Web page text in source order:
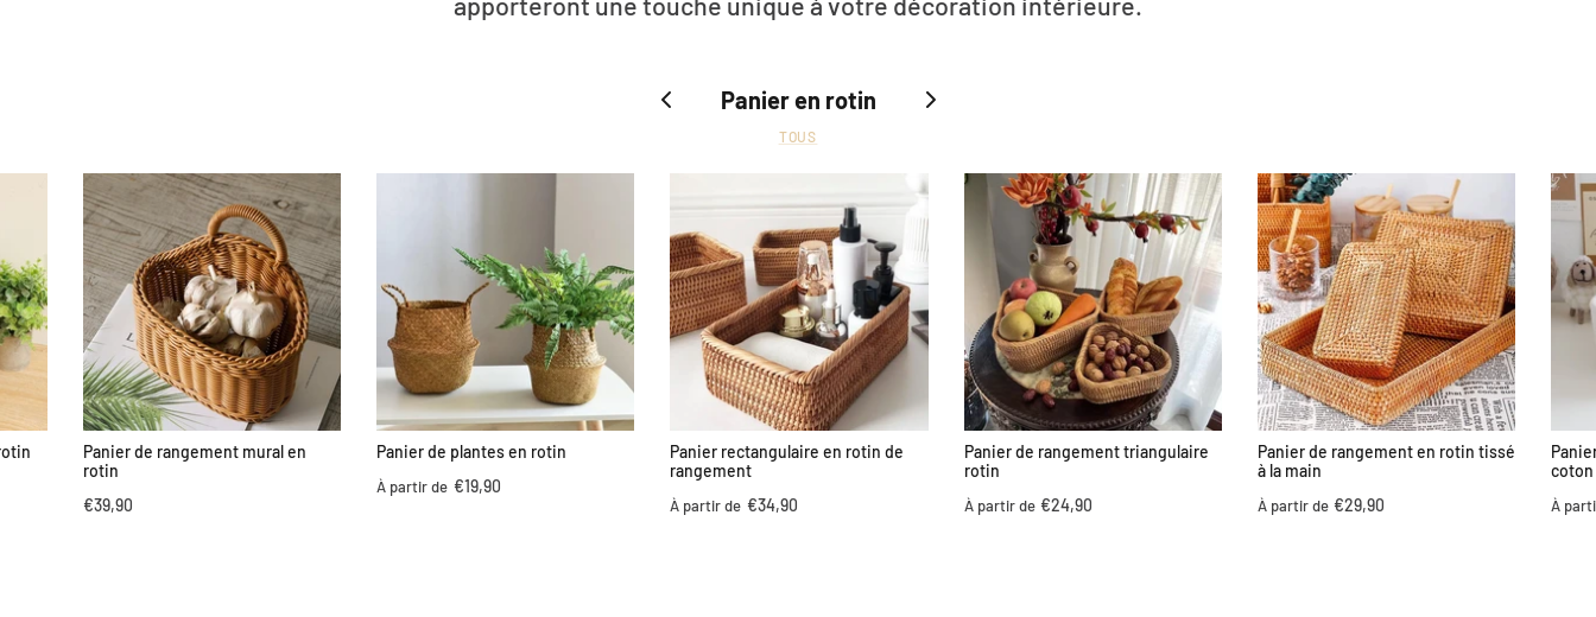
Panier en rotin
TOUS
Panier de rangement mural en
rotin
€39,90
Panier de plantes en rotin
À partir de €19,90
Panier rectangulaire en rotin de
rangement
À partir de €34,90
Panier de rangement triangulaire
rotin
À partir de €24,90
Panier de rangement en rotin tissé
à la main
À partir de €29,90 À